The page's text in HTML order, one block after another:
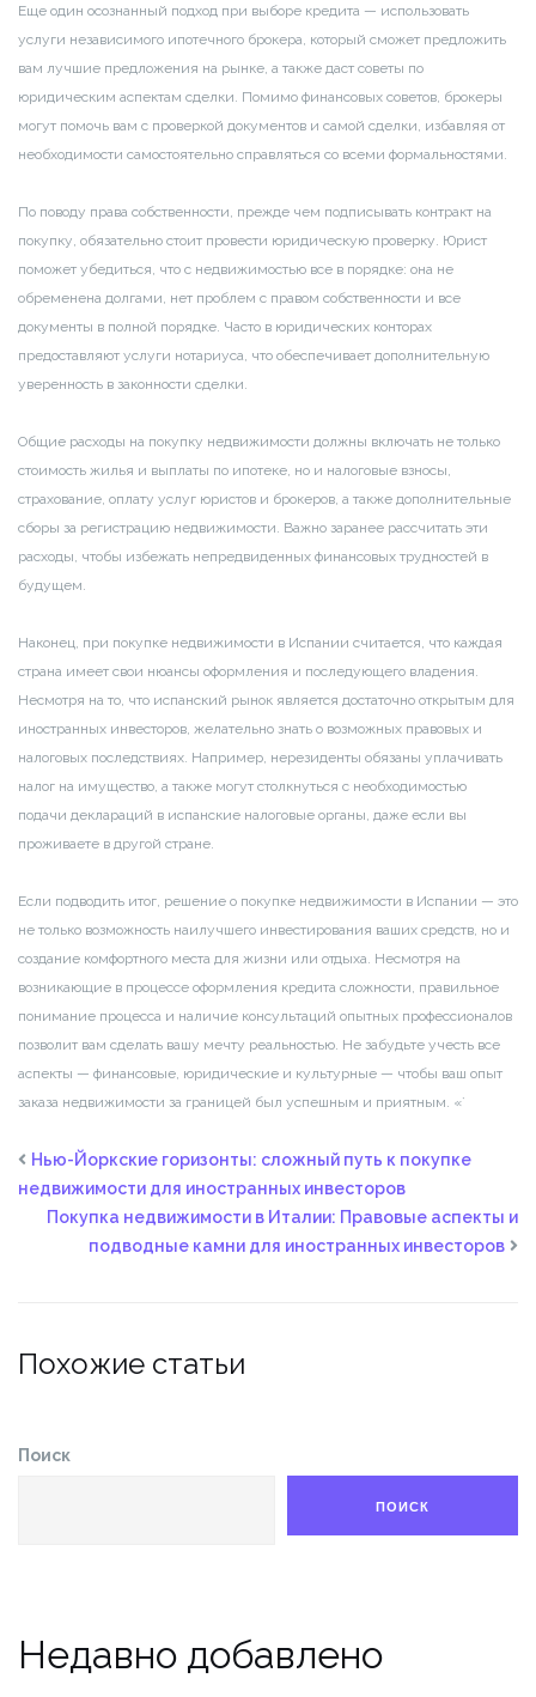
Еще один осознанный подход при выборе кредита — использовать
услуги независимого ипотечного брокера, который сможет предложить
вам лучшие предложения на рынке, а также даст советы по
юридическим аспектам сделки. Помимо финансовых советов, брокеры
могут помочь вам с проверкой документов и самой сделки, избавляя от
необходимости самостоятельно справляться со всеми формальностями.
По поводу права собственности, прежде чем подписывать контракт на
покупку, обязательно стоит провести юридическую проверку. Юрист
поможет убедиться, что с недвижимостью все в порядке: она не
обременена долгами, нет проблем с правом собственности и все
документы в полной порядке. Часто в юридических конторах
предоставляют услуги нотариуса, что обеспечивает дополнительную
уверенность в законности сделки.
Общие расходы на покупку недвижимости должны включать не только
стоимость жилья и выплаты по ипотеке, но и налоговые взносы,
страхование, оплату услуг юристов и брокеров, а также дополнительные
сборы за регистрацию недвижимости. Важно заранее рассчитать эти
расходы, чтобы избежать непредвиденных финансовых трудностей в
будущем.
Наконец, при покупке недвижимости в Испании считается, что каждая
страна имеет свои нюансы оформления и последующего владения.
Несмотря на то, что испанский рынок является достаточно открытым для
иностранных инвесторов, желательно знать о возможных правовых и
налоговых последствиях. Например, нерезиденты обязаны уплачивать
налог на имущество, а также могут столкнуться с необходимостью
подачи деклараций в испанские налоговые органы, даже если вы
проживаете в другой стране.
Если подводить итог, решение о покупке недвижимости в Испании — это
не только возможность наилучшего инвестирования ваших средств, но и
создание комфортного места для жизни или отдыха. Несмотря на
возникающие в процессе оформления кредита сложности, правильное
понимание процесса и наличие консультаций опытных профессионалов
позволит вам сделать вашу мечту реальностью. Не забудьте учесть все
аспекты — финансовые, юридические и культурные — чтобы ваш опыт
заказа недвижимости за границей был успешным и приятным. «`
Нью-Йоркские горизонты: сложный путь к покупке
недвижимости для иностранных инвесторов
Покупка недвижимости в Италии: Правовые аспекты и
подводные камни для иностранных инвесторов
Похожие статьи
Поиск
ПОИСК
Недавно добавлено